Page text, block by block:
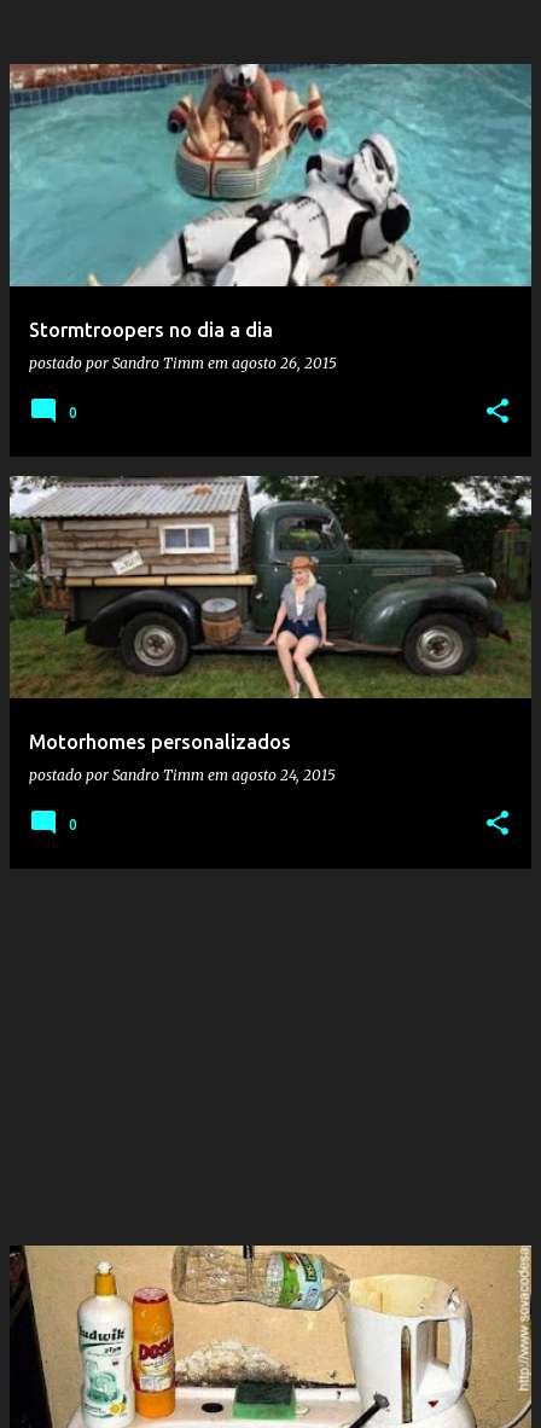
Stormtroopers no dia a dia
postado por Sandro Timm em agosto 26, 2015
0
Motorhomes personalizados
postado por Sandro Timm em agosto 24, 2015
0